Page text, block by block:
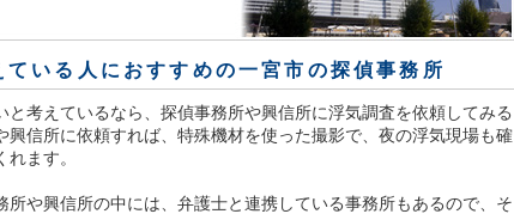
いる人におすすめの一宮市の探偵事務所
と考えているなら、探偵事務所や興信所に浮気調査を依頼してみる
興信所に依頼すれば、特殊機材を使った撮影で、夜の浮気現場も確
ます。
や興信所の中には、弁護士と連携している事務所もあるので、そ